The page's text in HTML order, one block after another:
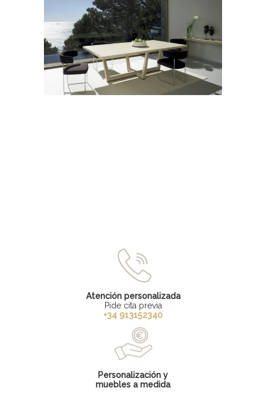
Atención personalizada
Pide cita previa
+34 913152340
Personalización y
muebles a medida